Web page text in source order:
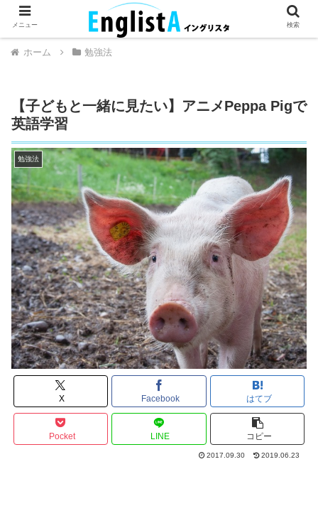
英語が話せるとちょっとハッピー。
ホーム 勉強法
【子どもと一緒に見たい】アニメPeppa Pigで
英語学習
勉強法
X Facebook はてブ
Pocket LINE コピー
2017.09.30 2019.06.23
メニュー 検索